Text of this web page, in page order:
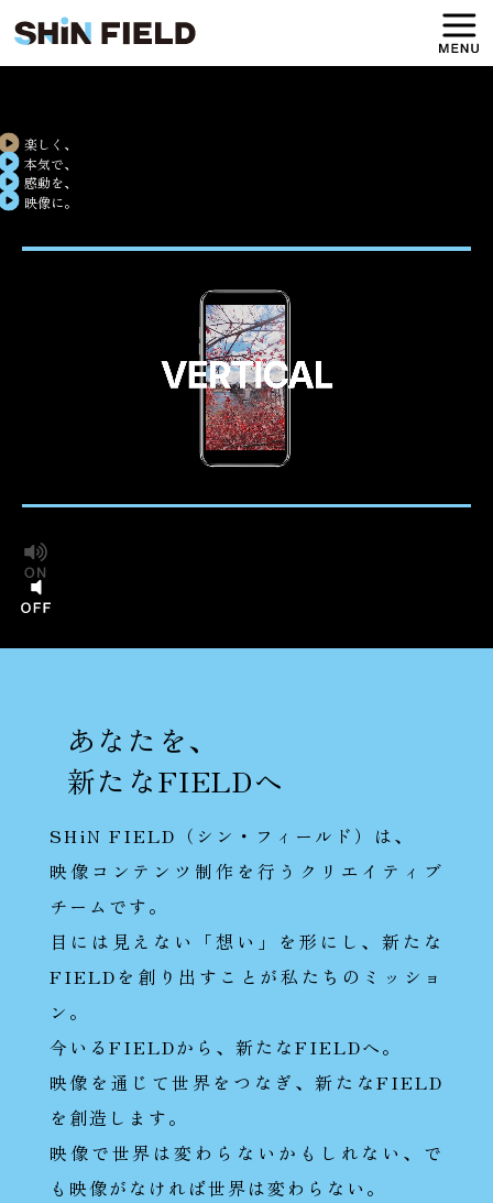
楽しく、
本気で、
感動を、
映像に。
あなたを、
新たなFIELDへ
SHiN FIELD（シン・フィールド）は、
映像コンテンツ制作を行うクリエイティブ
チームです。
目には見えない「想い」を形にし、新たな
FIELDを創り出すことが私たちのミッショ
ン。
今いるFIELDから、新たなFIELDへ。
映像を通じて世界をつなぎ、新たなFIELD
を創造します。
映像で世界は変わらないかもしれない、で
も映像がなければ世界は変わらない。